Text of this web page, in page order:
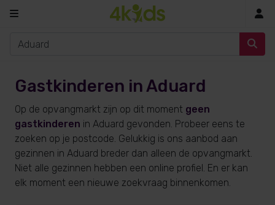
Gastkinderen in Aduard
Op de opvangmarkt zijn op dit moment geen
gastkinderen in Aduard gevonden. Probeer eens te
zoeken op je postcode. Gelukkig is ons aanbod aan
gezinnen in Aduard breder dan alleen de opvangmarkt.
Niet alle gezinnen hebben een online profiel. En er kan
elk moment een nieuwe zoekvraag binnenkomen.